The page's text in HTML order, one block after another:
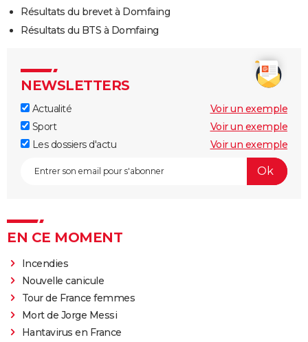
Résultats du brevet à Domfaing
Résultats du BTS à Domfaing
NEWSLETTERS
Actualité
Voir un exemple
Sport
Voir un exemple
Les dossiers d'actu
Voir un exemple
EN CE MOMENT
Incendies
Nouvelle canicule
Tour de France femmes
Mort de Jorge Messi
Hantavirus en France